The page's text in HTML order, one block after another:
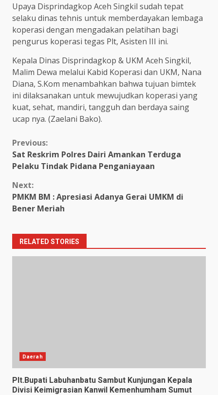
Upaya Disprindagkop Aceh Singkil sudah tepat
selaku dinas tehnis untuk memberdayakan lembaga
koperasi dengan mengadakan pelatihan bagi
pengurus koperasi tegas Plt, Asisten III ini.
Kepala Dinas Disprindagkop & UKM Aceh Singkil,
Malim Dewa melalui Kabid Koperasi dan UKM, Nana
Diana, S.Kom menambahkan bahwa tujuan bimtek
ini dilaksanakan untuk mewujudkan koperasi yang
kuat, sehat, mandiri, tangguh dan berdaya saing
ucap nya. (Zaelani Bako).
Continue
Reading
Previous:
Sat Reskrim Polres Dairi Amankan Terduga
Pelaku Tindak Pidana Penganiayaan
Next:
PMKM BM : Apresiasi Adanya Gerai UMKM di
Bener Meriah
RELATED STORIES
Daerah
Plt.Bupati Labuhanbatu Sambut Kunjungan Kepala
Divisi Keimigrasian Kanwil Kemenhumham Sumut